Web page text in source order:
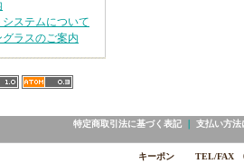
ステムについて
ラスのご案内
特定商取引法に基づく表記｜ 支払い方法
キーポン TEL/FAX